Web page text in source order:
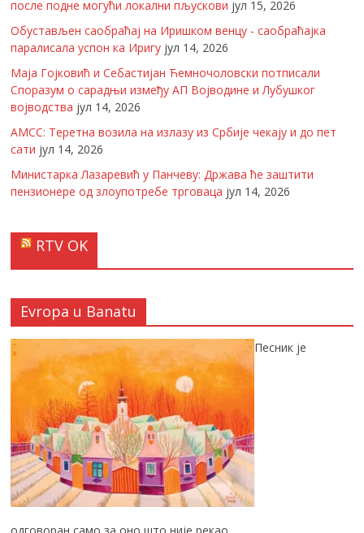
после подне могући локални пљускови јул 15, 2026
Обустављен саобраћај на Иришком венцу - саобраћајка
паралисала успон ка Иригу јул 14, 2026
Маја Гојковић и Себастијан Ћемночоловски потписали
Споразум о сарадњи између АП Војводине и Лубушког
војводства јул 14, 2026
АМСС: Теретна возила на излазу из Србије чекају и до пет
сати јул 14, 2026
Министарка Лазаревић у Панчеву: Држава ће заштити
пензионере од злоупотребе трговаца јул 14, 2026
RTV OK
Evropa u Banatu
Песник је